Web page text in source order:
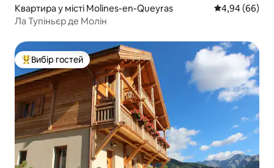
Квартира у місті Molines-en-Queyras Середня
4,94 (66)
Ла Тупіньєр де Молін
Топ вибір гостей
Вибір гостей